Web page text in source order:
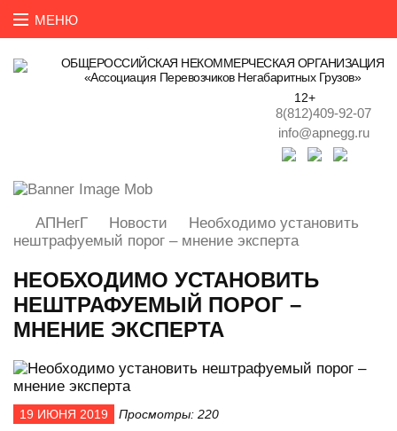
ОБЩЕРОССИЙСКАЯ НЕКОММЕРЧЕСКАЯ ОРГАНИЗАЦИЯ
«Ассоциация Перевозчиков Негабаритных Грузов»
12+
8(812)409-92-07
info@apnegg.ru
АПНегГ Новости
Необходимо установить
нештрафуемый порог – мнение эксперта
НЕОБХОДИМО УСТАНОВИТЬ
НЕШТРАФУЕМЫЙ ПОРОГ –
МНЕНИЕ ЭКСПЕРТА
19 ИЮНЯ 2019 Просмотры: 220